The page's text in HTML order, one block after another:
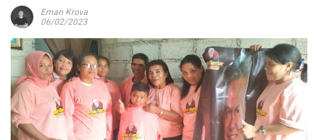
Eman Krova
06/02/2023